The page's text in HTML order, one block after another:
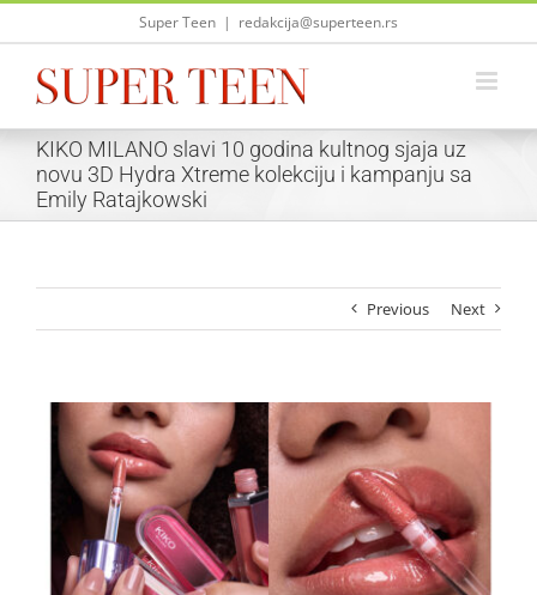
Skip
Super Teen | redakcija@superteen.rs
KIKO MILANO slavi 10 godina kultnog sjaja uz
novu 3D Hydra Xtreme kolekciju i kampanju sa
Emily Ratajkowski
Previous Next
View
Image